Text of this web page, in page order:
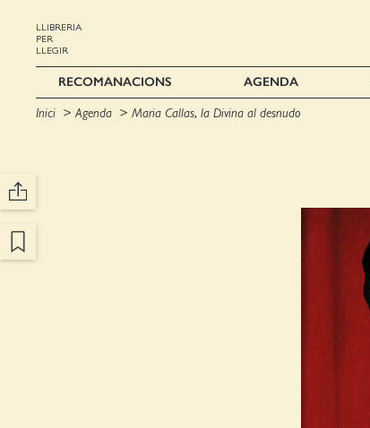
LLIBRERIA
PER
LLEGIR
RECOMANACIONS AGENDA
Inici Agenda Maria Callas, la Divina al desnudo